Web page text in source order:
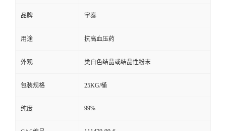
品牌 宇泰
用途 抗高血压药
外观 类白色结晶或结晶性粉末
包装规格 25KG/桶
纯度 99%